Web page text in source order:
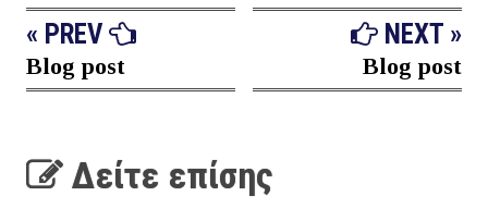
« PREV
Blog post
NEXT »
Blog post
Δείτε επίσης